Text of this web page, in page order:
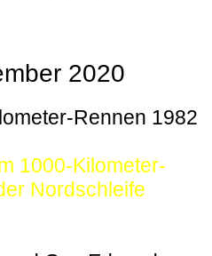
2020
Rennen 1982
1000-Kilometer-
Nordschleife